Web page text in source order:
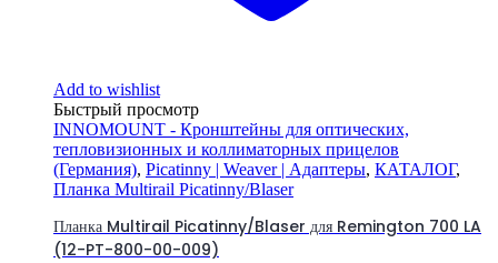
Add to wishlist
Быстрый просмотр
INNOMOUNT - Кронштейны для оптических,
тепловизионных и коллиматорных прицелов
(Германия), Picatinny | Weaver | Адаптеры, КАТАЛОГ,
Планка Multirail Picatinny/Blaser
Планка Multirail Picatinny/Blaser для Remington 700 LA
(12-PT-800-00-009)